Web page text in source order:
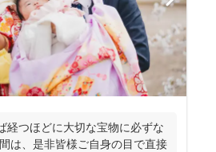
経つほどに大切な宝物に必ずな
は、是非皆様ご自身の目で直接